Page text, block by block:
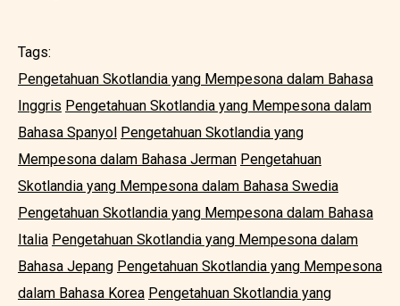
Tags:
Pengetahuan Skotlandia yang Mempesona dalam Bahasa
Inggris Pengetahuan Skotlandia yang Mempesona dalam
Bahasa Spanyol Pengetahuan Skotlandia yang
Mempesona dalam Bahasa Jerman Pengetahuan
Skotlandia yang Mempesona dalam Bahasa Swedia
Pengetahuan Skotlandia yang Mempesona dalam Bahasa
Italia Pengetahuan Skotlandia yang Mempesona dalam
Bahasa Jepang Pengetahuan Skotlandia yang Mempesona
dalam Bahasa Korea Pengetahuan Skotlandia yang